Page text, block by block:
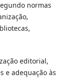
normas
editorial,
e adequação às